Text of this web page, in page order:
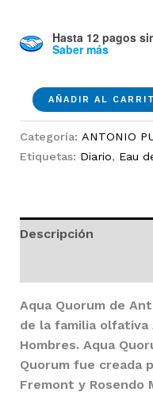
Hasta 12 pagos
Saber más
Aqua
Quorum
EDT
100ml
AÑADIR AL
Categoría: ANTONIO
Etiquetas: Diario, Eau
Descripción
Aqua Quorumde
de la familia olfativa
Hombres. Aqua
Quorum fue creada
Fremont y Rosendo